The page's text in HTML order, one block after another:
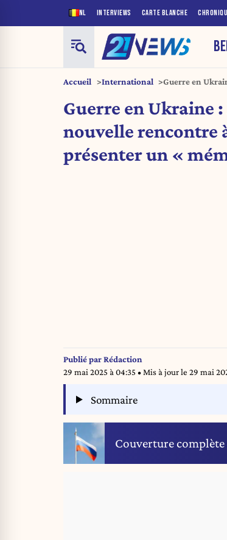
NL INTERVIEWS CARTE BLANCHE
Accueil International
Guerre en
Guerre en Ukraine
nouvelle rencontre
présenter un «
Publié parRédaction
29 mai 2025 à 04:35 • Mis à jour le 29 mai
Sommaire
Couverture complète